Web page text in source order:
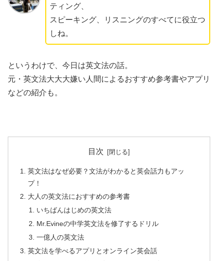
ティング、
スピーキング、リスニングのすべてに役立つ
しね。
というわけで、今日は英文法の話。
元・英文法大大大嫌い人間によるおすすめ参考書やアプリ
などの紹介も。
目次
英文法はなぜ必要？文法がわかると英会話力もアッ
プ！
大人の英文法におすすめの参考書
いちばんはじめの英文法
Mr.Evineの中学英文法を修了するドリル
一億人の英文法
英文法を学べるアプリとオンライン英会話